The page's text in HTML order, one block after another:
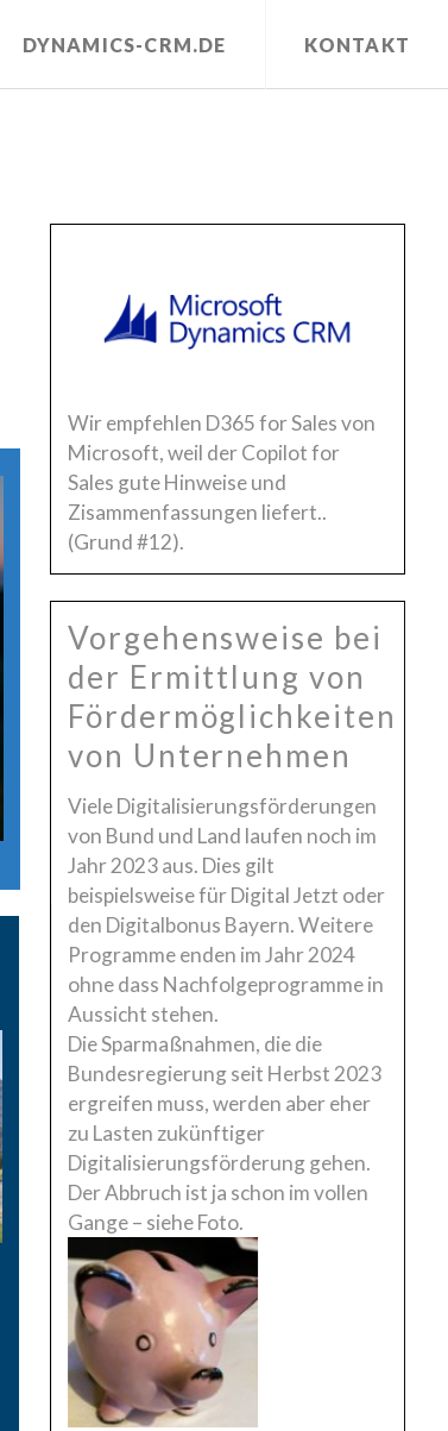
DYNAMICS-CRM.DE KONTAKT
Wir empfehlen D365 for Sales von
Microsoft, weil der Copilot for
Sales gute Hinweise und
Zisammenfassungen liefert..
(Grund #12).
Vorgehensweise bei
der Ermittlung von
Fördermöglichkeiten
von Unternehmen
Viele Digitalisierungsförderungen
von Bund und Land laufen noch im
Jahr 2023 aus. Dies gilt
beispielsweise für Digital Jetzt oder
den Digitalbonus Bayern. Weitere
Programme enden im Jahr 2024
ohne dass Nachfolgeprogramme in
Aussicht stehen.
Die Sparmaßnahmen, die die
Bundesregierung seit Herbst 2023
ergreifen muss, werden aber eher
zu Lasten zukünftiger
Digitalisierungsförderung gehen.
Der Abbruch ist ja schon im vollen
Gange – siehe Foto.